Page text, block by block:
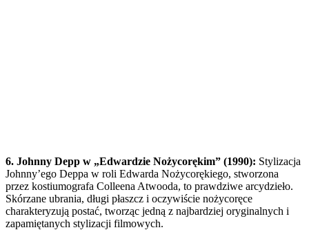
6. Johnny Depp w „Edwardzie Nożycorękim” (1990): Stylizacja
Johnny’ego Deppa w roli Edwarda Nożycorękiego, stworzona
przez kostiumografa Colleena Atwooda, to prawdziwe arcydzieło.
Skórzane ubrania, długi płaszcz i oczywiście nożycoręce
charakteryzują postać, tworząc jedną z najbardziej oryginalnych i
zapamiętanych stylizacji filmowych.